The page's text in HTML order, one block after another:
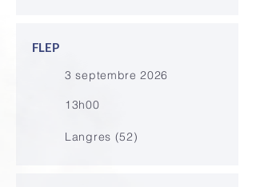
FLEP
3 septembre 2026
13h00
Langres (52)